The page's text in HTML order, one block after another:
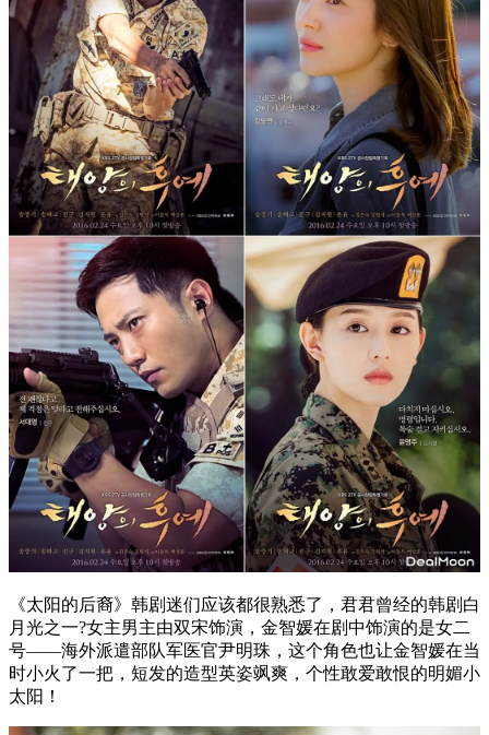
《太阳的后裔》韩剧迷们应该都很熟悉了，君君曾经的韩剧白
月光之一?女主男主由双宋饰演，金智媛在剧中饰演的是女二
号——海外派遣部队军医官尹明珠，这个角色也让金智媛在当
时小火了一把，短发的造型英姿飒爽，个性敢爱敢恨的明媚小
太阳！